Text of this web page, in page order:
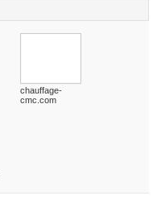
chauffage-
cmc.com